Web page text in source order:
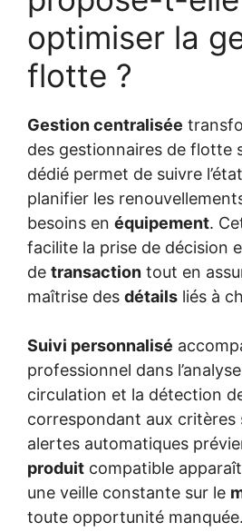
optimiser la
flotte ?
Gestion centralisée
des gestionnaires de flotte
dédié permet de suivre
planifier les
besoins en équipement.
facilite la prise de décision
de transaction tout en
maîtrise des détails liés à
Suivi personnalisé
professionnel dans
circulation et la détection
correspondant aux critères
alertes automatiques
produit compatible
une veille constante sur le
toute opportunité manquée.